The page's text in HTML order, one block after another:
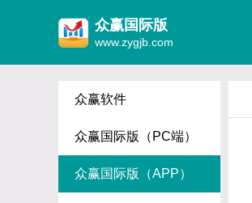
众赢国际版
www.zygjb.com
众赢软件
众赢国际版（PC端）
众赢国际版（APP）